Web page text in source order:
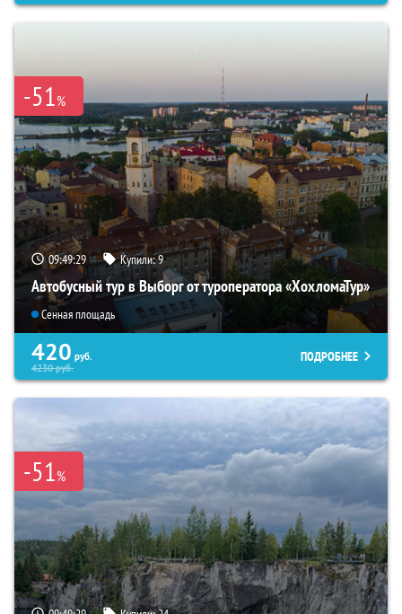
-51%
09:49:27 Купили:9
Автобусный тур в Выборг от туроператора «ХохломаТур»
Сенная площадь
420 руб.
4230руб.
ПОДРОБНЕЕ
-51%